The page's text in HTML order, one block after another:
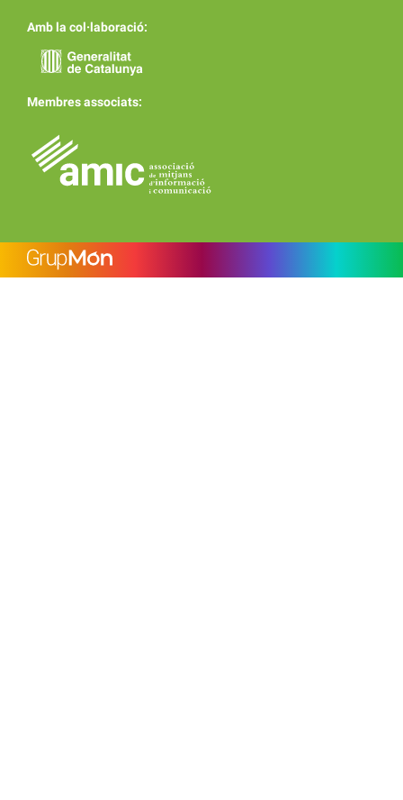
Amb la col·laboració:
Membres associats: